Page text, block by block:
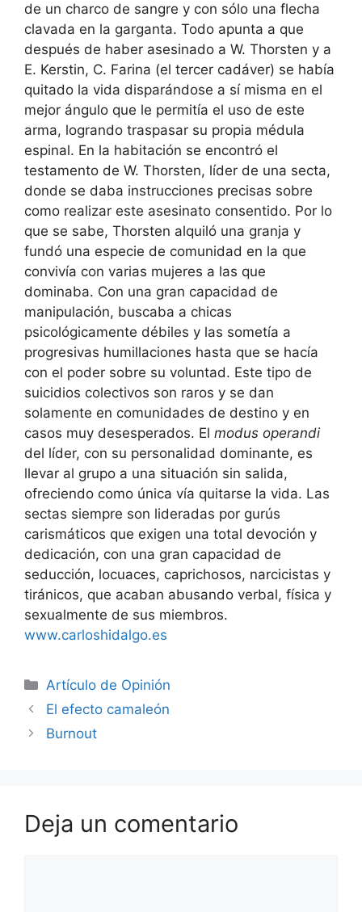
de un charco de sangre y con sólo una flecha
clavada en la garganta. Todo apunta a que
después de haber asesinado a W. Thorsten y a
E. Kerstin, C. Farina (el tercer cadáver) se había
quitado la vida disparándose a sí misma en el
mejor ángulo que le permitía el uso de este
arma, logrando traspasar su propia médula
espinal. En la habitación se encontró el
testamento de W. Thorsten, líder de una secta,
donde se daba instrucciones precisas sobre
como realizar este asesinato consentido. Por lo
que se sabe, Thorsten alquiló una granja y
fundó una especie de comunidad en la que
convivía con varias mujeres a las que
dominaba. Con una gran capacidad de
manipulación, buscaba a chicas
psicológicamente débiles y las sometía a
progresivas humillaciones hasta que se hacía
con el poder sobre su voluntad. Este tipo de
suicidios colectivos son raros y se dan
solamente en comunidades de destino y en
casos muy desesperados. El modus operandi
del líder, con su personalidad dominante, es
llevar al grupo a una situación sin salida,
ofreciendo como única vía quitarse la vida. Las
sectas siempre son lideradas por gurús
carismáticos que exigen una total devoción y
dedicación, con una gran capacidad de
seducción, locuaces, caprichosos, narcicistas y
tiránicos, que acaban abusando verbal, física y
sexualmente de sus miembros.
www.carloshidalgo.es
Artículo de Opinión
El efecto camaleón
Burnout
Deja un comentario